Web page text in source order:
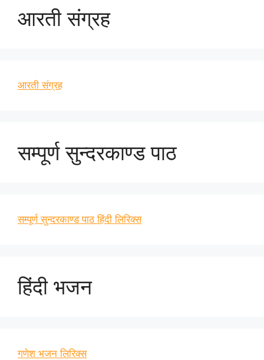
आरती संग्रह
आरती संग्रह
सम्पूर्ण सुन्दरकाण्ड पाठ
सम्पूर्ण सुन्दरकाण्ड पाठ हिंदी लिरिक्स
हिंदी भजन
गणेश भजन लिरिक्स